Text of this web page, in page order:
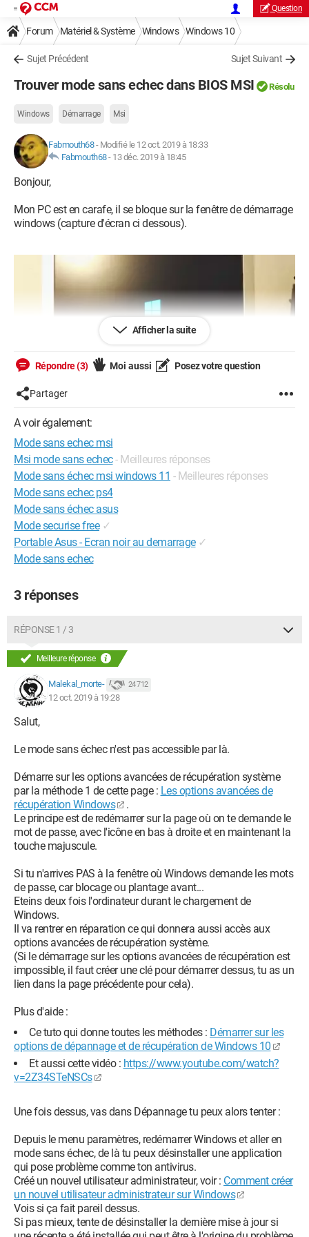
Question
Forum Matériel & Système Windows Windows 10
Sujet Précédent Sujet Suivant
Trouver mode sans echec dans BIOS MSI Résolu
Windows Démarrage Msi
Fabmouth68- Modifié le 12 oct. 2019 à 18:33
Fabmouth68- 13 déc. 2019 à 18:45
Bonjour,
Mon PC est en carafe, il se bloque sur la fenêtre de démarrage
windows (capture d'écran ci dessous).
Du coup j'ai réussi à accéder au BIOS en tapotant sur la
touche suppr, puis j'accède à ces menus :
Et là j'ai navigué partout et je n'ai pas trouvé d'intitulé "safe
mode" ou quelque chose y ressemblant.
Quelqu'un aurait une idée ?
Merci par avance
Afficher la suite
Répondre (3) Moi aussi Posez votre question
Partager
A voir également:
Mode sans echec msi
Msi mode sans echec- Meilleures réponses
Mode sans échec msi windows 11 - Meilleures réponses
Mode sans echec ps4
Mode sans échec asus
Mode securise free ✓
Portable Asus - Ecran noir au demarrage ✓
Mode sans echec
3 réponses
RÉPONSE 1 / 3
Meilleure réponse
Malekal_morte- 24 712
12 oct. 2019 à 19:28
Salut,
Le mode sans échec n'est pas accessible par là.
Démarre sur les options avancées de récupération système
par la méthode 1 de cette page : Les options avancées de
récupération Windows
.
Le principe est de redémarrer sur la page où on te demande le
mot de passe, avec l'icône en bas à droite et en maintenant la
touche majuscule.
Si tu n'arrives PAS à la fenêtre où Windows demande les mots
de passe, car blocage ou plantage avant...
Eteins deux fois l'ordinateur durant le chargement de
Windows.
Il va rentrer en réparation ce qui donnera aussi accès aux
options avancées de récupération système.
(Si le démarrage sur les options avancées de récupération est
impossible, il faut créer une clé pour démarrer dessus, tu as un
lien dans la page précédente pour cela).
Plus d'aide :
Ce tuto qui donne toutes les méthodes : Démarrer sur les
options de dépannage et de récupération de Windows 10
Et aussi cette vidéo : https://www.youtube.com/watch?
v=2Z34STeNSCs
Une fois dessus, vas dans Dépannage tu peux alors tenter :
Depuis le menu paramètres, redémarrer Windows et aller en
mode sans échec, de là tu peux désinstaller une application
qui pose problème comme ton antivirus.
Créé un nouvel utilisateur administrateur, voir : Comment créer
un nouvel utilisateur administrateur sur Windows
Vois si ça fait pareil dessus.
Si pas mieux, tente de désinstaller la dernière mise à jour si